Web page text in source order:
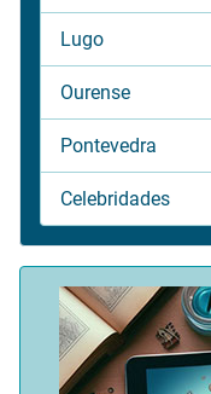
Lugo
Ourense
Pontevedra
Celebridades